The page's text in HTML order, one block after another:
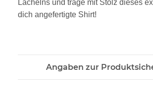
Lächelns und trage mit Stolz dieses
dich angefertigte Shirt!
Angaben zur